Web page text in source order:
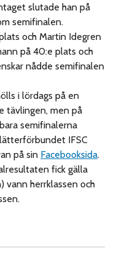
slutade han på
semifinalen.
och Martin Idegren
på 40:e plats och
nådde semifinalen
i lördags på en
tävlingen, men på
semifinalerna
IFSC
på sin Facebooksida.
fick gälla
vann herrklassen och